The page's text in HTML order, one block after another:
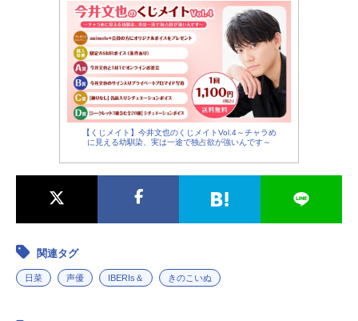
いぬと過ごす毎日は、少しずつほた
るの表情を変えていく。いろいろ謎
すぎるきのこいぬとほたるとみんな
の、いっしょにいるとなんだか楽し
い笑える日々を描く、ちょこっと不
思議ほんわかアニメーション。作品
名きのこいぬ放送形態TVアニメスケ
ジュール2024年10月3日（木）～202
4年12月19日（木）AT-X・TOKYOM
Xほか話数全12話キャストきのこい
こまこ：永瀬アンナ矢良いつき：寺
【くじメイト】今井文也のくじメイトVol.4～チャラめ
に見える幼馴染、実は一途で独占欲が強いんです～
関連タグ
日菜 声優 IBERIs＆ きのこいぬ